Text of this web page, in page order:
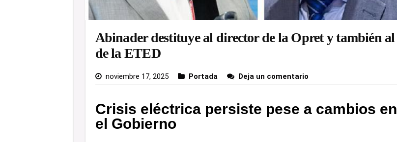
Abinader destituye al director de la Opret y también al
de la ETED
noviembre 17, 2025 Portada Deja un comentario
Crisis eléctrica persiste pese a cambios en
el Gobierno